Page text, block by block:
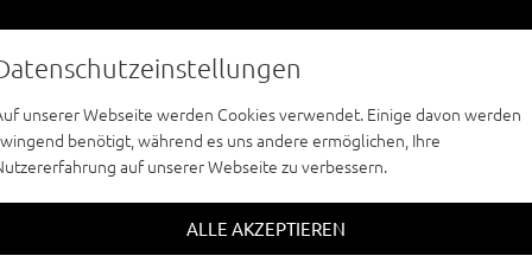
VOM
unserer Webseite werden Cookies verwendet. Einige davon werden
benötigt, während es uns andere ermöglichen, Ihre
auf unserer Webseite zu verbessern.
ALLE AKZEPTIEREN